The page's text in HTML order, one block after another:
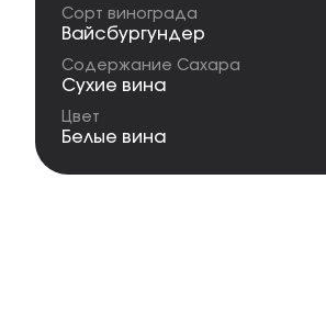
Сорт винограда
Вайсбургундер
Содержание Сахара
Сухие вина
Цвет
Белые вина